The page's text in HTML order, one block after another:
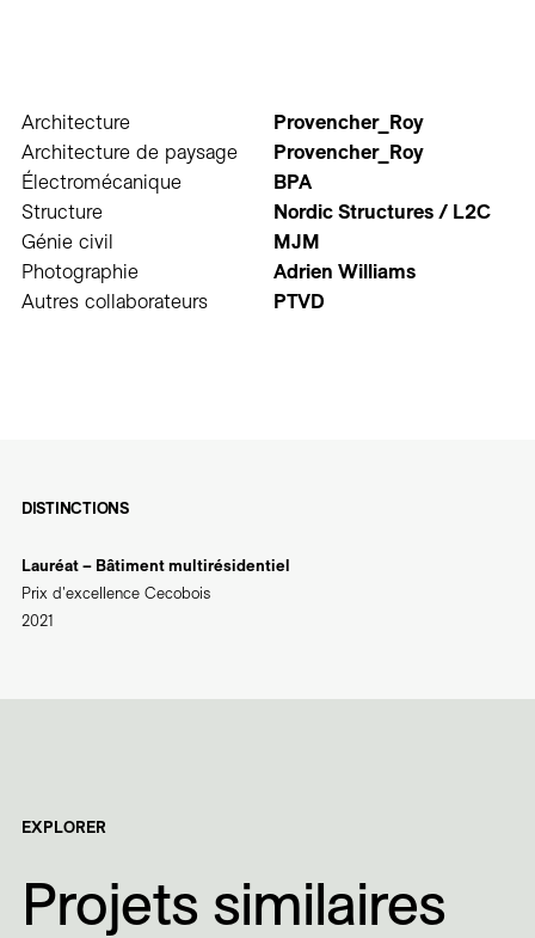
Architecture
Provencher_Roy
Architecture de paysage
Provencher_Roy
Électromécanique
BPA
Structure
Nordic Structures / L2C
Génie civil
MJM
Photographie
Adrien Williams
Autres collaborateurs
PTVD
DISTINCTIONS
Lauréat – Bâtiment multirésidentiel
Prix d'excellence Cecobois
2021
EXPLORER
Projets similaires